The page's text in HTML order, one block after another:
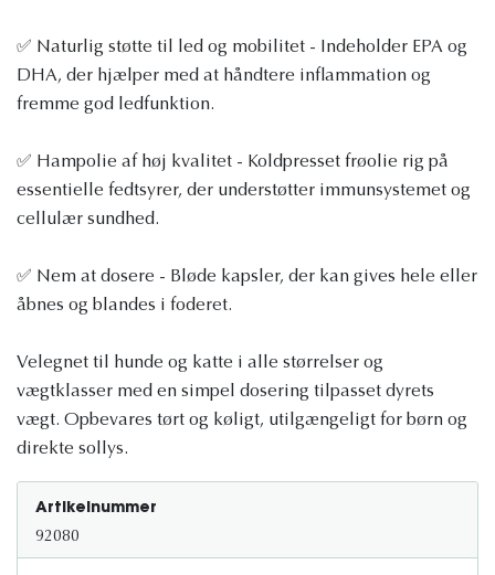
✅ Naturlig støtte til led og mobilitet - Indeholder EPA og
DHA, der hjælper med at håndtere inflammation og
fremme god ledfunktion.
✅ Hampolie af høj kvalitet - Koldpresset frøolie rig på
essentielle fedtsyrer, der understøtter immunsystemet og
cellulær sundhed.
✅ Nem at dosere - Bløde kapsler, der kan gives hele eller
åbnes og blandes i foderet.
Velegnet til hunde og katte i alle størrelser og
vægtklasser med en simpel dosering tilpasset dyrets
vægt. Opbevares tørt og køligt, utilgængeligt for børn og
direkte sollys.
Artikelnummer
92080